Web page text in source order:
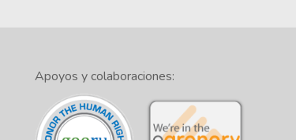
Apoyos y colaboraciones: